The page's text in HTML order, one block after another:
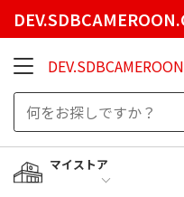
マイストア